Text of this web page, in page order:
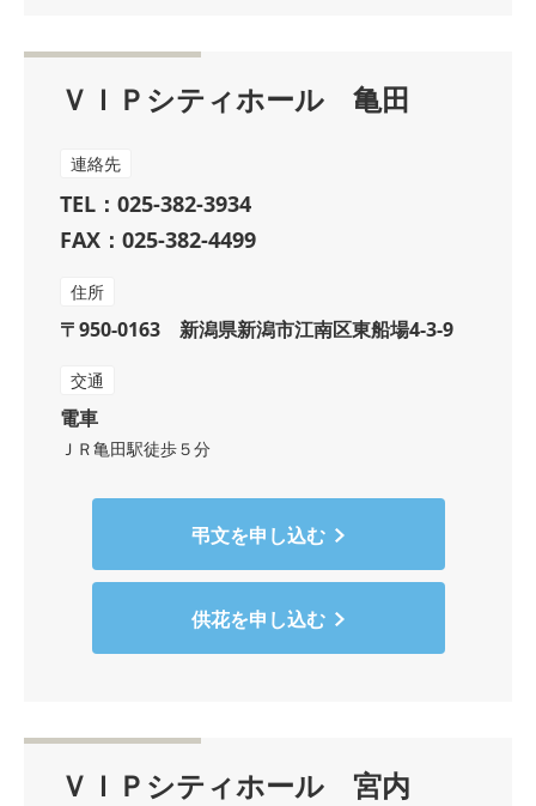
ＶＩＰシティホール 亀田
連絡先
TEL：025-382-3934
FAX：025-382-4499
住所
〒950-0163 新潟県新潟市江南区東船場4-3-9
交通
電車
ＪＲ亀田駅徒歩５分
弔文を申し込む
供花を申し込む
ＶＩＰシティホール 宮内